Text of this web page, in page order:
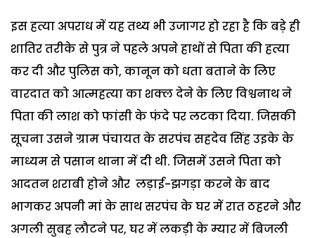
इस हत्या अपराध में यह तथ्य भी उजागर हो रहा है कि बड़े ही
शातिर तरीके से पुत्र ने पहले अपने हाथों से पिता की हत्या
कर दी और पुलिस को, कानून को धता बताने के लिए
वारदात को आत्महत्या का शक्ल देने के लिए विश्वनाथ ने
पिता की लाश को फांसी के फंदे पर लटका दिया. जिसकी
सूचना उसने ग्राम पंचायत के सरपंच सहदेव सिंह उइके के
माध्यम से पसान थाना में दी थी. जिसमें उसने पिता को
आदतन शराबी होने और लड़ाई-झगड़ा करने के बाद
भागकर अपनी मां के साथ सरपंच के घर में रात ठहरने और
अगली सुबह लौटने पर, घर में लकड़ी के म्यार में बिजली